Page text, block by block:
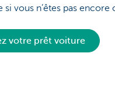
si vous n’êtes pas encore
votre prêt voiture